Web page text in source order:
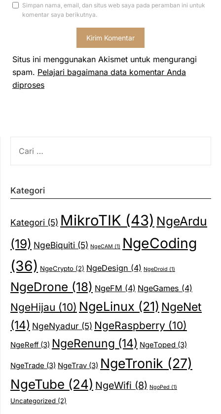
Simpan nama, email, dan situs web saya pada peramban ini untuk
komentar saya berikutnya.
Situs ini menggunakan Akismet untuk mengurangi
spam. Pelajari bagaimana data komentar Anda
diproses
UNTUK:
Kategori
Kategori (5) MikroTIK (43) NgeArdu
(19) NgeBiquiti (5) NgeCAM (1) NgeCoding
(36) NgeCrypto (2) NgeDesign (4) NgeDroid (1)
NgeDrone (18) NgeFM (4) NgeGames (4)
NgeHijau (10) NgeLinux (21) NgeNet
(14) NgeNyadur (5) NgeRaspberry (10)
NgeReff (3) NgeRenung (14) NgeToped (3)
NgeTrade (3) NgeTrav (3) NgeTronik (27)
NgeTube (24) NgeWifi (8) NgoPed (1)
Uncategorized (2)